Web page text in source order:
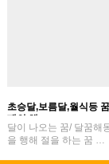
초승달,보름달,월식등
때의 해…
달이 나오는 꿈/ 달꿈해
을 행해 절을 하는 꿈 …